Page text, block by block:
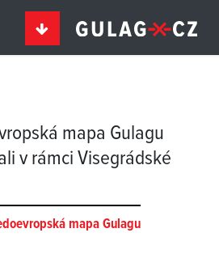
mapa Gulagu
v rámci Visegrádské
mapa Gulagu